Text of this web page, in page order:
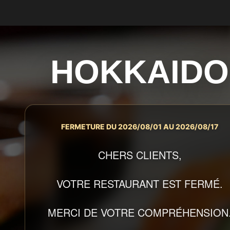
HOKKAIDO
FERMETURE DU 2026/08/01 AU 2026/08/17
CHERS CLIENTS,
VOTRE RESTAURANT EST FERMÉ.
MERCI DE VOTRE